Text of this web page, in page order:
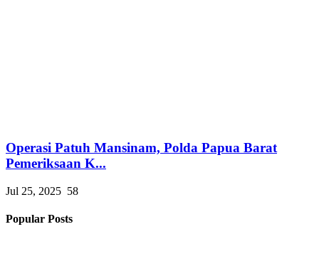
Operasi Patuh Mansinam, Polda Papua Barat
Pemeriksaan K...
Jul 25, 2025 58
Popular Posts